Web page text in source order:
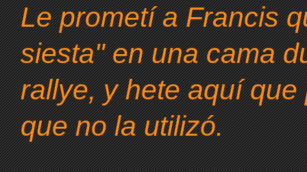
Le prometí a Francis
siesta" en una cama
rallye, y hete aquí
que no la utilizó.